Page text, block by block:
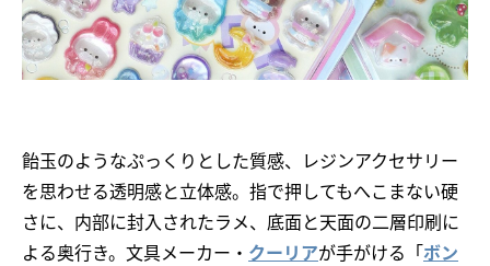
飴玉のようなぷっくりとした質感、レジンアクセサリー
を思わせる透明感と立体感。指で押してもへこまない硬
さに、内部に封入されたラメ、底面と天面の二層印刷に
よる奥行き。文具メーカー・ クーリアが手がける「ボン